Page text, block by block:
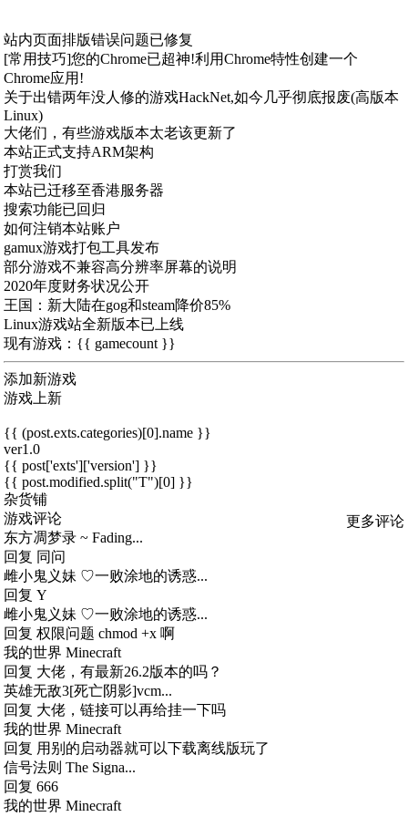
站内页面排版错误问题已修复
[常用技巧]您的Chrome已超神!利用Chrome特性创建一个
Chrome应用!
关于出错两年没人修的游戏HackNet,如今几乎彻底报废(高版本
Linux)
大佬们，有些游戏版本太老该更新了
本站正式支持ARM架构
打赏我们
本站已迁移至香港服务器
搜索功能已回归
如何注销本站账户
gamux游戏打包工具发布
部分游戏不兼容高分辨率屏幕的说明
2020年度财务状况公开
王国：新大陆在gog和steam降价85%
Linux游戏站全新版本已上线
现有游戏：{{ gamecount }}
添加新游戏
游戏上新
{{ (post.exts.categories)[0].name }}
ver1.0
{{ post['exts']['version'] }}
{{ post.modified.split("T")[0] }}
杂货铺
游戏评论
更多评论
东方凋梦录 ~ Fading...
回复 同问
雌小鬼义妹 ♡一败涂地的诱惑...
回复 Y
雌小鬼义妹 ♡一败涂地的诱惑...
回复 权限问题 chmod +x 啊
我的世界 Minecraft
回复 大佬，有最新26.2版本的吗？
英雄无敌3[死亡阴影]vcm...
回复 大佬，链接可以再给挂一下吗
我的世界 Minecraft
回复 用别的启动器就可以下载离线版玩了
信号法则 The Signa...
回复 666
我的世界 Minecraft